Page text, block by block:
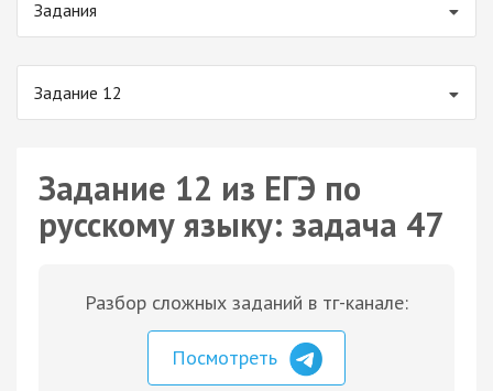
Задания
Задание 12
Задание 12 из ЕГЭ по
русскому языку: задача 47
Разбор сложных заданий в тг-канале:
Посмотреть